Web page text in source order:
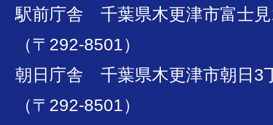
駅前庁舎 千葉県木更津市富士
（〒292-8501）
朝日庁舎 千葉県木更津市朝日3
（〒292-8501）